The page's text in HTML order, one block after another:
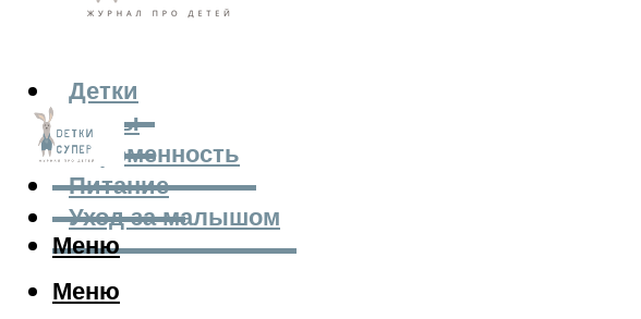
Детки
Мамы
Беременность
Питание
Уход за малышом
Меню
Меню